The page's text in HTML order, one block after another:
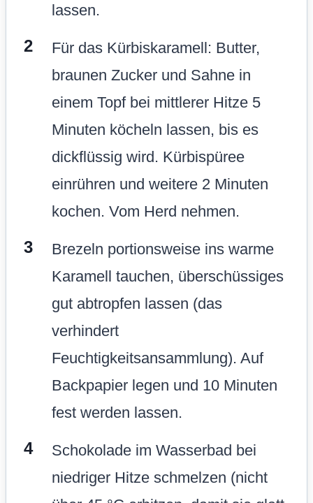
lassen.
Für das Kürbiskaramell: Butter,
braunen Zucker und Sahne in
einem Topf bei mittlerer Hitze 5
Minuten köcheln lassen, bis es
dickflüssig wird. Kürbispüree
einrühren und weitere 2 Minuten
kochen. Vom Herd nehmen.
Brezeln portionsweise ins warme
Karamell tauchen, überschüssiges
gut abtropfen lassen (das
verhindert
Feuchtigkeitsansammlung). Auf
Backpapier legen und 10 Minuten
fest werden lassen.
Schokolade im Wasserbad bei
niedriger Hitze schmelzen (nicht